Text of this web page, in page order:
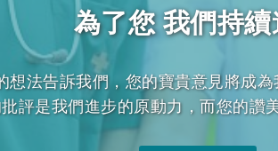
為了您 我們持續
想法告訴我們，您的寶貴意見將成
評是我們進步的原動力，而您的讚